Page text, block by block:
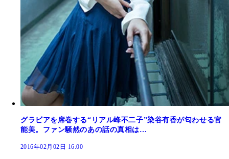
グラビアを席巻する“リアル峰不二子”染谷有香が匂わせる官
能美。ファン騒然のあの話の真相は…
2016年02月02日 16:00